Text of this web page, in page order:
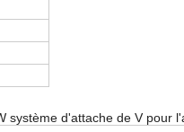
d'attache de V pour